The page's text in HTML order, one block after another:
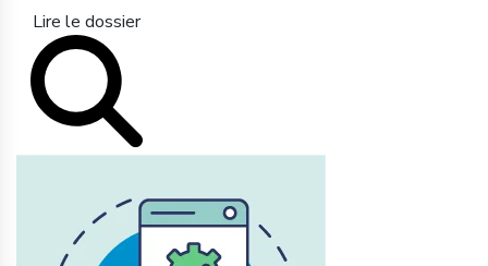
Lire le dossier